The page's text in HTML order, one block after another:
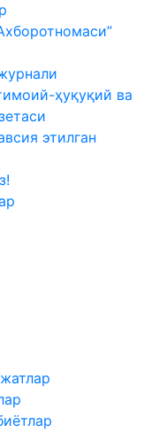
ҳуқуқий ва
этилган